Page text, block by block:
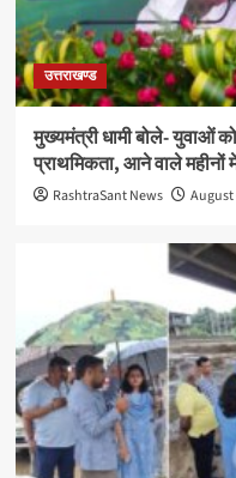
उत्तराखण्ड
मुख्यमंत्री धामी बोले- युवाओं
प्राथमिकता, आने वाले महीनों में
RashtraSant News August